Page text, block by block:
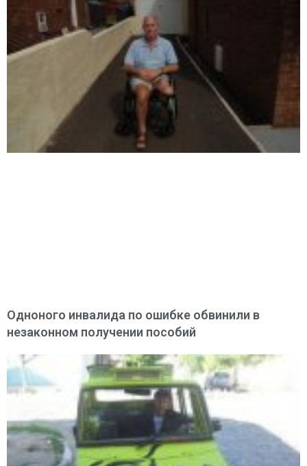
Одноного инвалида по ошибке обвинили в
незаконном получении пособий